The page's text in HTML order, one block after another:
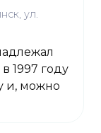
ул.
1997 году
и, можно